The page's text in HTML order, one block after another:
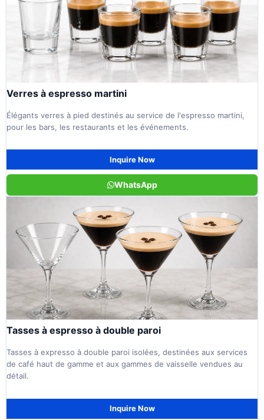
Verres à espresso martini
Élégants verres à pied destinés au service de l'espresso martini,
pour les bars, les restaurants et les événements.
Inquire Now
WhatsApp
Tasses à espresso à double paroi
Tasses à expresso à double paroi isolées, destinées aux services
de café haut de gamme et aux gammes de vaisselle vendues au
détail.
Inquire Now